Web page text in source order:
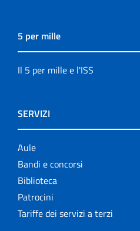
5 per mille
Il 5 per mille e l'ISS
SERVIZI
Aule
Bandi e concorsi
Biblioteca
Patrocini
Tariffe dei servizi a terzi